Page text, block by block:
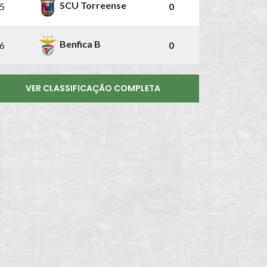
SCU Torreense 0
Benfica B 0
VER CLASSIFICAÇÃO COMPLETA